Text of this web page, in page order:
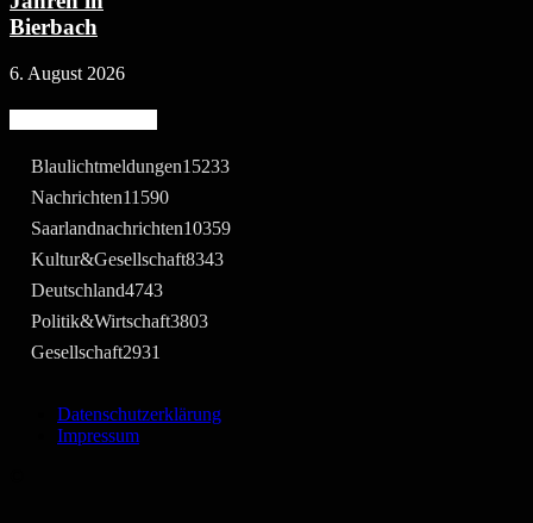
Bierbach
6. August 2026
Blaulichtmeldungen15233
Nachrichten11590
Saarlandnachrichten10359
Kultur&Gesellschaft8343
Deutschland4743
Politik&Wirtschaft3803
Gesellschaft2931
Datenschutzerklärung
Impressum